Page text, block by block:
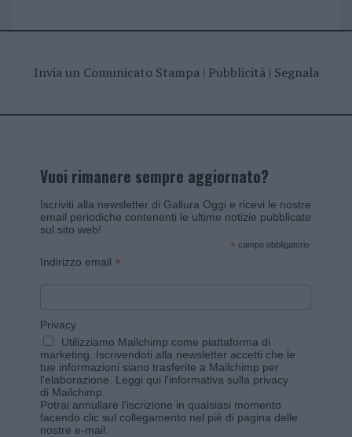
Invia un Comunicato Stampa| Pubblicità| Segnala
Vuoi rimanere sempre aggiornato?
Iscriviti alla newsletter di Gallura Oggi e ricevi le nostre
email periodiche contenenti le ultime notizie pubblicate
sul sito web!
* campo obbligatorio
Indirizzo email *
Privacy
Utilizziamo Mailchimp come piattaforma di
marketing. Iscrivendoti alla newsletter accetti che le
tue informazioni siano trasferite a Mailchimp per
l'elaborazione. Leggi qui l'informativa sulla privacy
di Mailchimp
Potrai annullare l'iscrizione in qualsiasi momento
facendo clic sul collegamento nel piè di pagina delle
nostre e-mail.